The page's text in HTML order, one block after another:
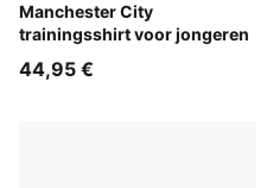
Manchester City
trainingsshirt voor jongeren
Dewdrop-Blue Jewel
44,95 €